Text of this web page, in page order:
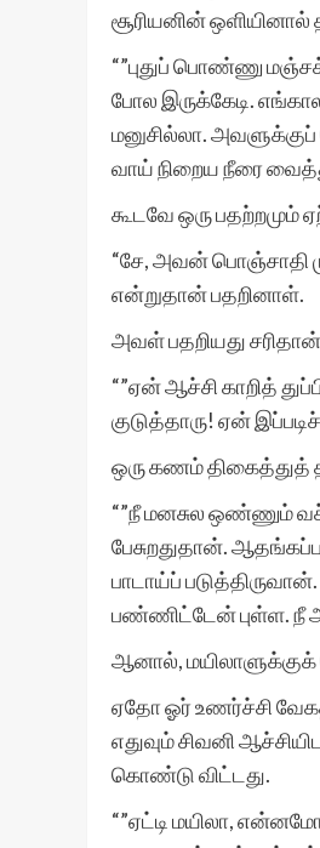
சூரியனின்
“”புதுப் பொண்ணு
போல இருக்கேடி.
மனுசில்லா.
வாய் நிறைய நீரை
கூடவே ஒரு பதற்றமும்
“சே, அவன் பொஞ்சாதி
என்றுதான் பதறினாள்.
அவள் பதறியது சரிதான்
“”ஏன் ஆச்சி காறித்
குடுத்தாரு! ஏன்
ஒரு கணம் திகைத்துத்
“”நீ மனசுல ஒண்ணும்
பேசுறதுதான்.
பாடாய்ப்
பண்ணிட்டேன் புள்ள. நீ
ஆனால்,
ஏதோ ஓர் உணர்ச்சி
எதுவும் சிவனி
கொண்டு விட்டது.
“”ஏட்டி மயிலா,